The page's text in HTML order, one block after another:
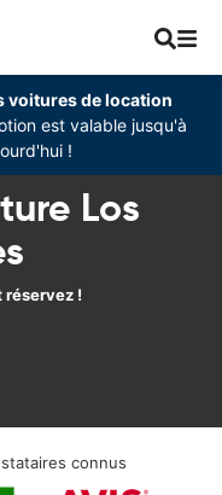
voitures de location
est valable jusqu'à
!
Los
réservez !
connus